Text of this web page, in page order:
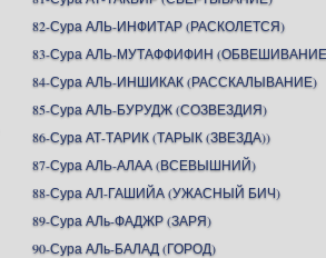
82-Сура АЛЬ-ИНФИТАР (РАСКОЛЕТСЯ)
83-Сура АЛЬ-МУТАФФИФИН
84-Сура АЛЬ-ИНШИКАК (РАССКАЛЫВАНИЕ)
85-Сура АЛЬ-БУРУДЖ (СОЗВЕЗДИЯ)
86-Сура АТ-ТАРИК (ТАРЫК (ЗВЕЗДА))
87-Сура АЛЬ-АЛАА (ВСЕВЫШНИЙ)
88-Сура АЛ-ГАШИЙА (УЖАСНЫЙ БИЧ)
89-Сура АЛь-ФАДЖР (ЗАРЯ)
90-Сура АЛь-БАЛАД (ГОРОД)